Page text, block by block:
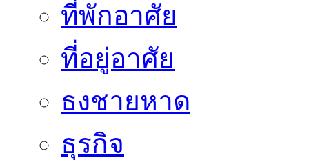
ที่พักอาศัย
ที่อยู่อาศัย
ธงชายหาด
ธุรกิจ